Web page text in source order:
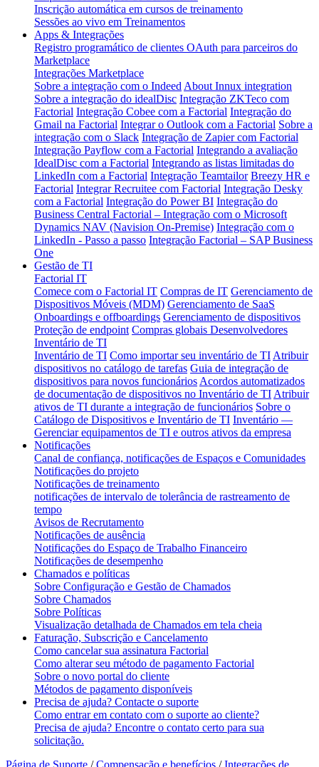
Inscrição automática em cursos de treinamento
Sessões ao vivo em Treinamentos
Apps & Integrações
Registro programático de clientes OAuth para parceiros do
Marketplace
Integrações Marketplace
Sobre a integração com o Indeed About Innux integration
Sobre a integração do idealDisc Integração ZKTeco com
Factorial Integração Cobee com a Factorial Integração do
Gmail na Factorial Integrar o Outlook com a Factorial Sobre a
integração com o Slack Integração de Zapier com Factorial
Integração Payflow com a Factorial Integrando a avaliação
IdealDisc com a Factorial Integrando as listas limitadas do
LinkedIn com a Factorial Integração Teamtailor Breezy HR e
Factorial Integrar Recruitee com Factorial Integração Desky
com a Factorial Integração do Power BI Integração do
Business Central Factorial – Integração com o Microsoft
Dynamics NAV (Navision On-Premise) Integração com o
LinkedIn - Passo a passo Integração Factorial – SAP Business
One
Gestão de TI
Factorial IT
Comece com o Factorial IT Compras de IT Gerenciamento de
Dispositivos Móveis (MDM) Gerenciamento de SaaS
Onboardings e offboardings Gerenciamento de dispositivos
Proteção de endpoint Compras globais Desenvolvedores
Inventário de TI
Inventário de TI Como importar seu inventário de TI Atribuir
dispositivos no catálogo de tarefas Guia de integração de
dispositivos para novos funcionários Acordos automatizados
de documentação de dispositivos no Inventário de TI Atribuir
ativos de TI durante a integração de funcionários Sobre o
Catálogo de Dispositivos e Inventário de TI Inventário —
Gerenciar equipamentos de TI e outros ativos da empresa
Notificações
Canal de confiança, notificações de Espaços e Comunidades
Notificações do projeto
Notificações de treinamento
notificações de intervalo de tolerância de rastreamento de
tempo
Avisos de Recrutamento
Notificações de ausência
Notificações do Espaço de Trabalho Financeiro
Notificações de desempenho
Chamados e políticas
Sobre Configuração e Gestão de Chamados
Sobre Chamados
Sobre Políticas
Visualização detalhada de Chamados em tela cheia
Faturação, Subscrição e Cancelamento
Como cancelar sua assinatura Factorial
Como alterar seu método de pagamento Factorial
Sobre o novo portal do cliente
Métodos de pagamento disponíveis
Precisa de ajuda? Contacte o suporte
Como entrar em contato com o suporte ao cliente?
Precisa de ajuda? Encontre o contato certo para sua
solicitação.
Página de Suporte / Compensação e benefícios / Integrações de